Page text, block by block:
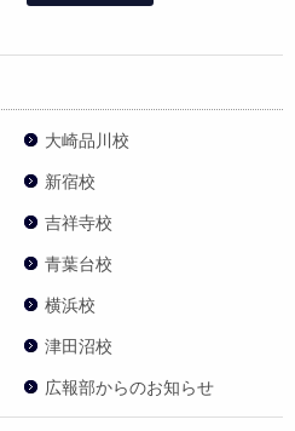
大崎品川校
新宿校
吉祥寺校
青葉台校
横浜校
津田沼校
広報部からのお知らせ